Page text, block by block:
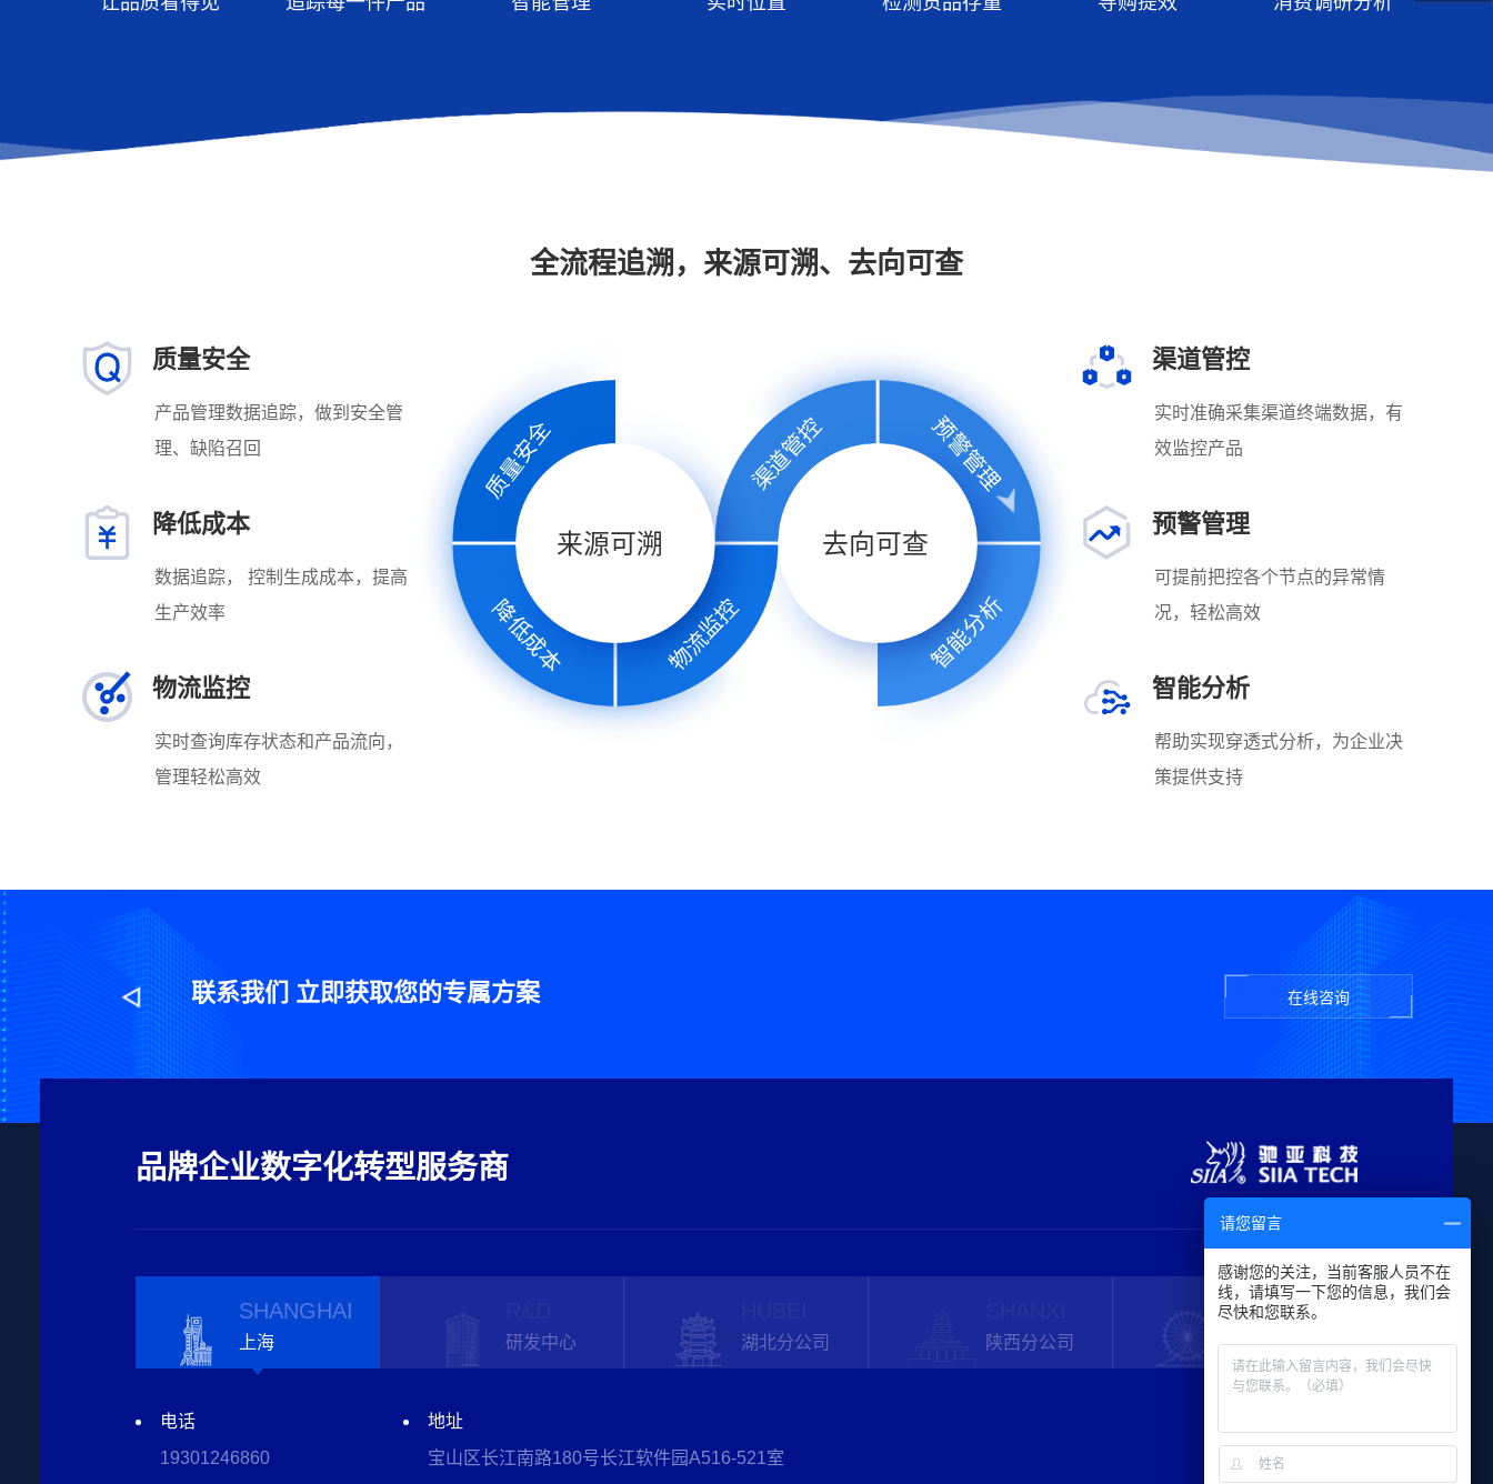
全流程追溯，来源可溯、去向可查
质量安全
产品管理数据追踪，做到安全管
理、缺陷召回
降低成本
数据追踪， 控制生成成本，提高
生产效率
物流监控
实时查询库存状态和产品流向，
管理轻松高效
渠道管控
实时准确采集渠道终端数据，有
效监控产品
预警管理
可提前把控各个节点的异常情
况，轻松高效
智能分析
帮助实现穿透式分析，为企业决
策提供支持
质量安全
降低成本 物流监控
渠道管控 预警管理
智能分析
来源可溯 去向可查
联系我们 立即获取您的专属方案 在线咨询
品牌企业数字化转型服务商
SHANGHAI
上海 研发中心 湖北分公司 陕西分公司
TIANJIN
天津分公司
电话
19301246860
地址
宝山区长江南路180号长江软件园A516-521室
电话
19301246860
地址
宝山区长江南路180号长江软件园A503室
电话
19301246860
地址
湖北省武汉市东湖高新区华师园路光谷科技港5栋311室
电话
19301246860
地址
西安市未央区凤城九路海博广场C座2205室
电话
19301246860
地址
天津市西青区大寺镇龙居花园四区
请您留言
感谢您的关注，当前客服人员不在
线，请填写一下您的信息，我们会
尽快和您联系。